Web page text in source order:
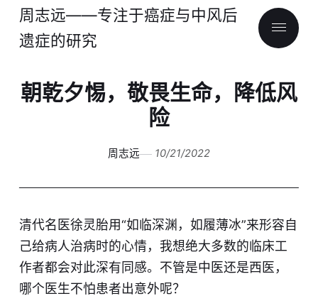
周志远——专注于癌症与中风后
遗症的研究
朝乾夕惕，敬畏生命，降低风
险
周志远 10/21/2022
清代名医徐灵胎用“如临深渊，如履薄冰”来形容自
己给病人治病时的心情，我想绝大多数的临床工
作者都会对此深有同感。不管是中医还是西医，
哪个医生不怕患者出意外呢？